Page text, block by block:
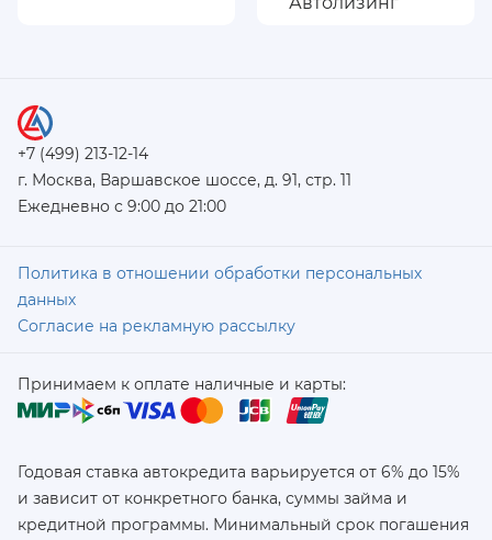
+7 (499) 213-12-14
г. Москва, Варшавское шоссе, д. 91, стр. 11
Ежедневно с 9:00 до 21:00
Политика в отношении обработки персональных
данных
Согласие на рекламную рассылку
Принимаем к оплате наличные и карты:
Годовая ставка автокредита варьируется от 6% до 15%
и зависит от конкретного банка, суммы займа и
кредитной программы. Минимальный срок погашения